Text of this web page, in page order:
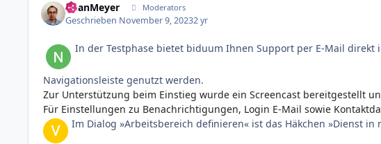
DeanMeyer Moderators
Geschrieben November 9, 20232 yr
In der Testphase bietet biduum Ihnen Support per E-Mail
Navigationsleiste genutzt werden.
Zur Unterstützung beim Einstieg wurde ein Screencast bereitgestellt
Für Einstellungen zu Benachrichtigungen, Login E-Mail sowie
Im Dialog »Arbeitsbereich definieren« ist das Häkchen »Dienst